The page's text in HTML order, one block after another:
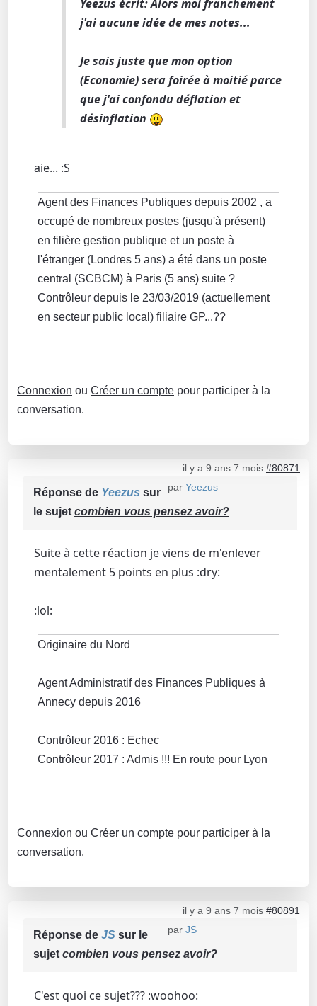
Yeezus écrit: Alors moi franchement
j'ai aucune idée de mes notes...
Je sais juste que mon option
(Economie) sera foirée à moitié parce
que j'ai confondu déflation et
désinflation
aie... :S
Agent des Finances Publiques depuis 2002 , a
occupé de nombreux postes (jusqu'à présent)
en filière gestion publique et un poste à
l'étranger (Londres 5 ans) a été dans un poste
central (SCBCM) à Paris (5 ans) suite ?
Contrôleur depuis le 23/03/2019 (actuellement
en secteur public local) filiaire GP...??
Connexion ou Créer un compte pour participer à la
conversation.
il y a 9 ans 7 mois #80871
par Yeezus
Réponse de Yeezus sur
le sujet combien vous pensez avoir?
Suite à cette réaction je viens de m'enlever
mentalement 5 points en plus :dry:
:lol:
Originaire du Nord
Agent Administratif des Finances Publiques à
Annecy depuis 2016
Contrôleur 2016 : Echec
Contrôleur 2017 : Admis !!! En route pour Lyon
Connexion ou Créer un compte pour participer à la
conversation.
il y a 9 ans 7 mois #80891
par JS
Réponse de JS sur le
sujet combien vous pensez avoir?
C'est quoi ce sujet??? :woohoo: